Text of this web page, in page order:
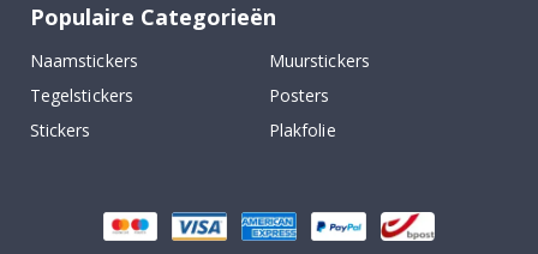
Populaire Categorieën
Naamstickers
Muurstickers
Tegelstickers
Posters
Stickers
Plakfolie